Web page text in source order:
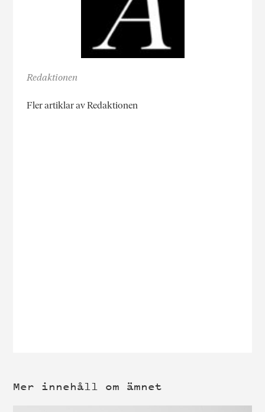
Redaktionen
Fler artiklar av Redaktionen
Mer innehåll om ämnet